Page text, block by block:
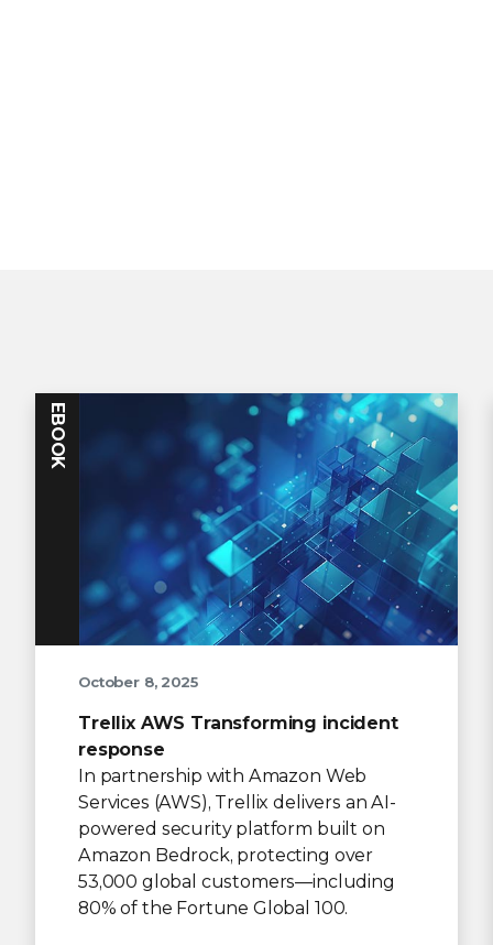
EBOOK
October 8, 2025
Trellix AWS Transforming incident
response
In partnership with Amazon Web
Services (AWS), Trellix delivers an AI-
powered security platform built on
Amazon Bedrock, protecting over
53,000 global customers—including
80% of the Fortune Global 100.